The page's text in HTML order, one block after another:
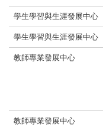
學生學習與生涯發展中心
學生學習與生涯發展中心
教師專業發展中心
教師專業發展中心